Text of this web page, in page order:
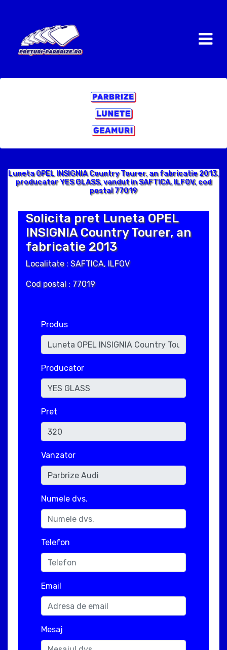
Luneta OPEL INSIGNIA Country Tourer, an fabricatie 2013,
producator YES GLASS, vandut in SAFTICA, ILFOV, cod
postal 77019
Solicita pret Luneta OPEL
INSIGNIA Country Tourer, an
fabricatie 2013
Localitate : SAFTICA, ILFOV
Cod postal : 77019
Produs
Producator
Pret
Vanzator
Numele dvs.
Telefon
Email
Mesaj